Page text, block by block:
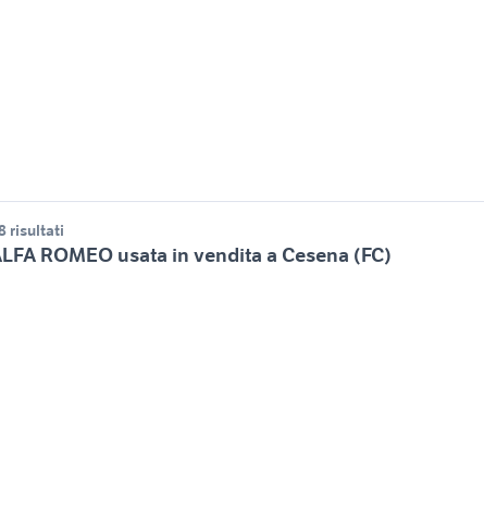
risultati
ROMEO usata in vendita a Cesena (FC)